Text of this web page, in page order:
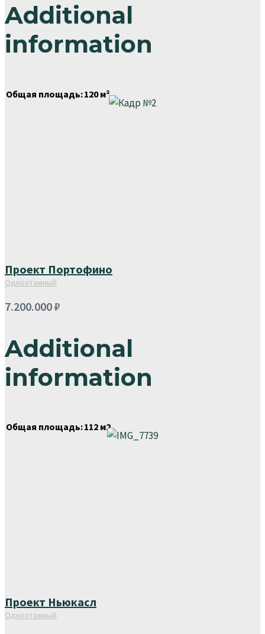
Additional
information
Общая площадь:120 м²
Проект Портофино
Одноэтажный
7.200.000₽
Additional
information
Общая площадь:112 м2
Проект Ньюкасл
Одноэтажный